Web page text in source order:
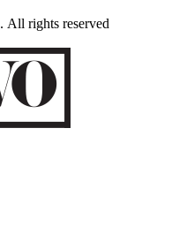
. All rights reserved